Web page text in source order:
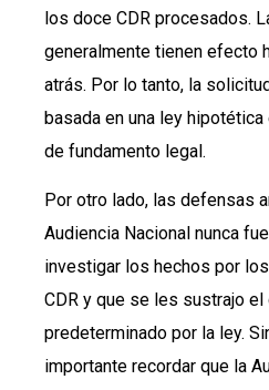
los doce CDR procesados.
generalmente tienen efecto
atrás. Por lo tanto, la
basada en una ley
de fundamento legal.
Por otro lado, las defensas
Audiencia Nacional nunca
investigar los hechos por
CDR y que se les sustrajo
predeterminado por la ley.
importante recordar que la